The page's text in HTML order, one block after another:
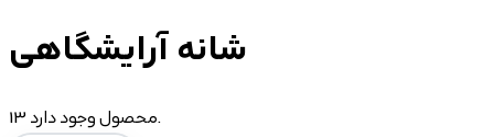
شانه آرایشگاهی
13 محصول وجود دارد.